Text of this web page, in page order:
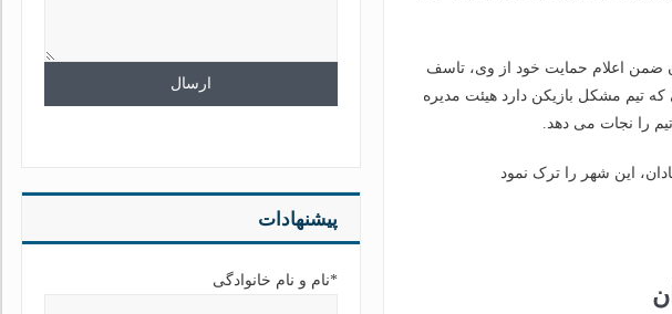
ضمن اعلام حمایت خود از وی، تاسف
که تیم مشکل بازیکن دارد هیئت مدیره
را نجات می دهد.
این شهر را ترک نمود
پیشنهادات
*نام و نام خانوادگی